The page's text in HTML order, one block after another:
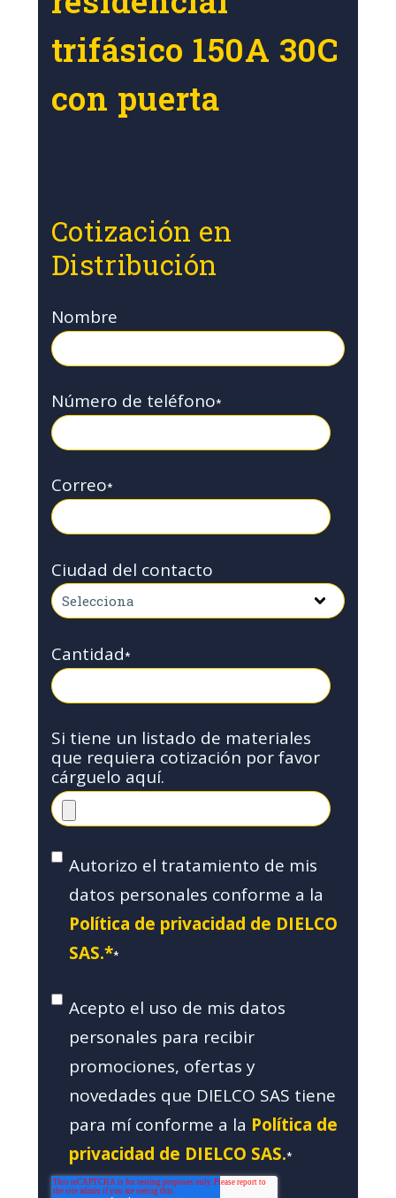
trifásico 150A 30C
con puerta
Cotización en
Distribución
Nombre
Número de teléfono*
Correo*
Ciudad del contacto
Cantidad*
Si tiene un listado de materiales
que requiera cotización por favor
cárguelo aquí.
Autorizo el tratamiento de mis
datos personales conforme a la
Política de privacidad de DIELCO
SAS.**
Acepto el uso de mis datos
personales para recibir
promociones, ofertas y
novedades que DIELCO SAS tiene
para mí conforme a la Política de
privacidad de DIELCO SAS.*